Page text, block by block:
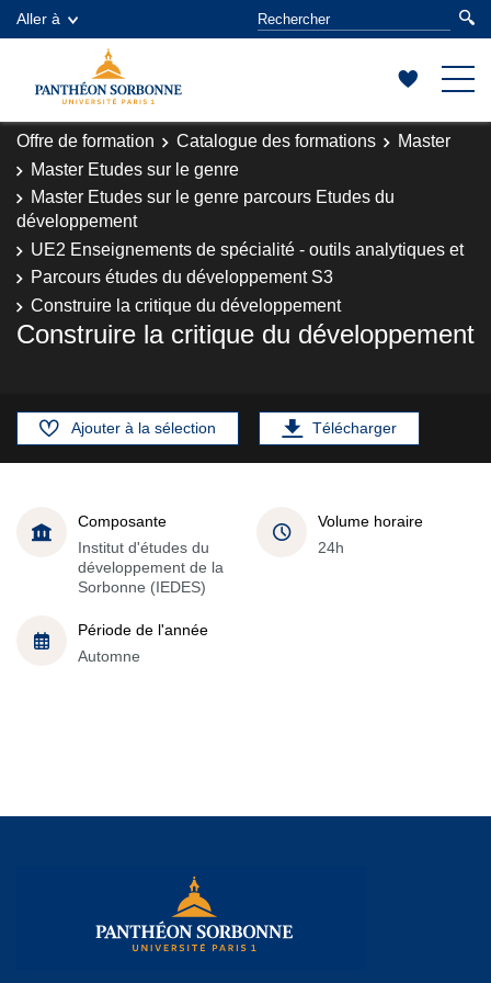
Aller à
Offre de formation Catalogue des formations
Master
Master Etudes sur le genre
Master Etudes sur le genre parcours Etudes du
développement
UE2 Enseignements de spécialité - outils analytiques et
Parcours études du développement S3
Construire la critique du développement
Construire la critique du développement
Ajouter à la sélection Télécharger
Composante
Institut d'études du
développement de la
Sorbonne (IEDES)
Volume horaire
24h
Période de l'année
Automne